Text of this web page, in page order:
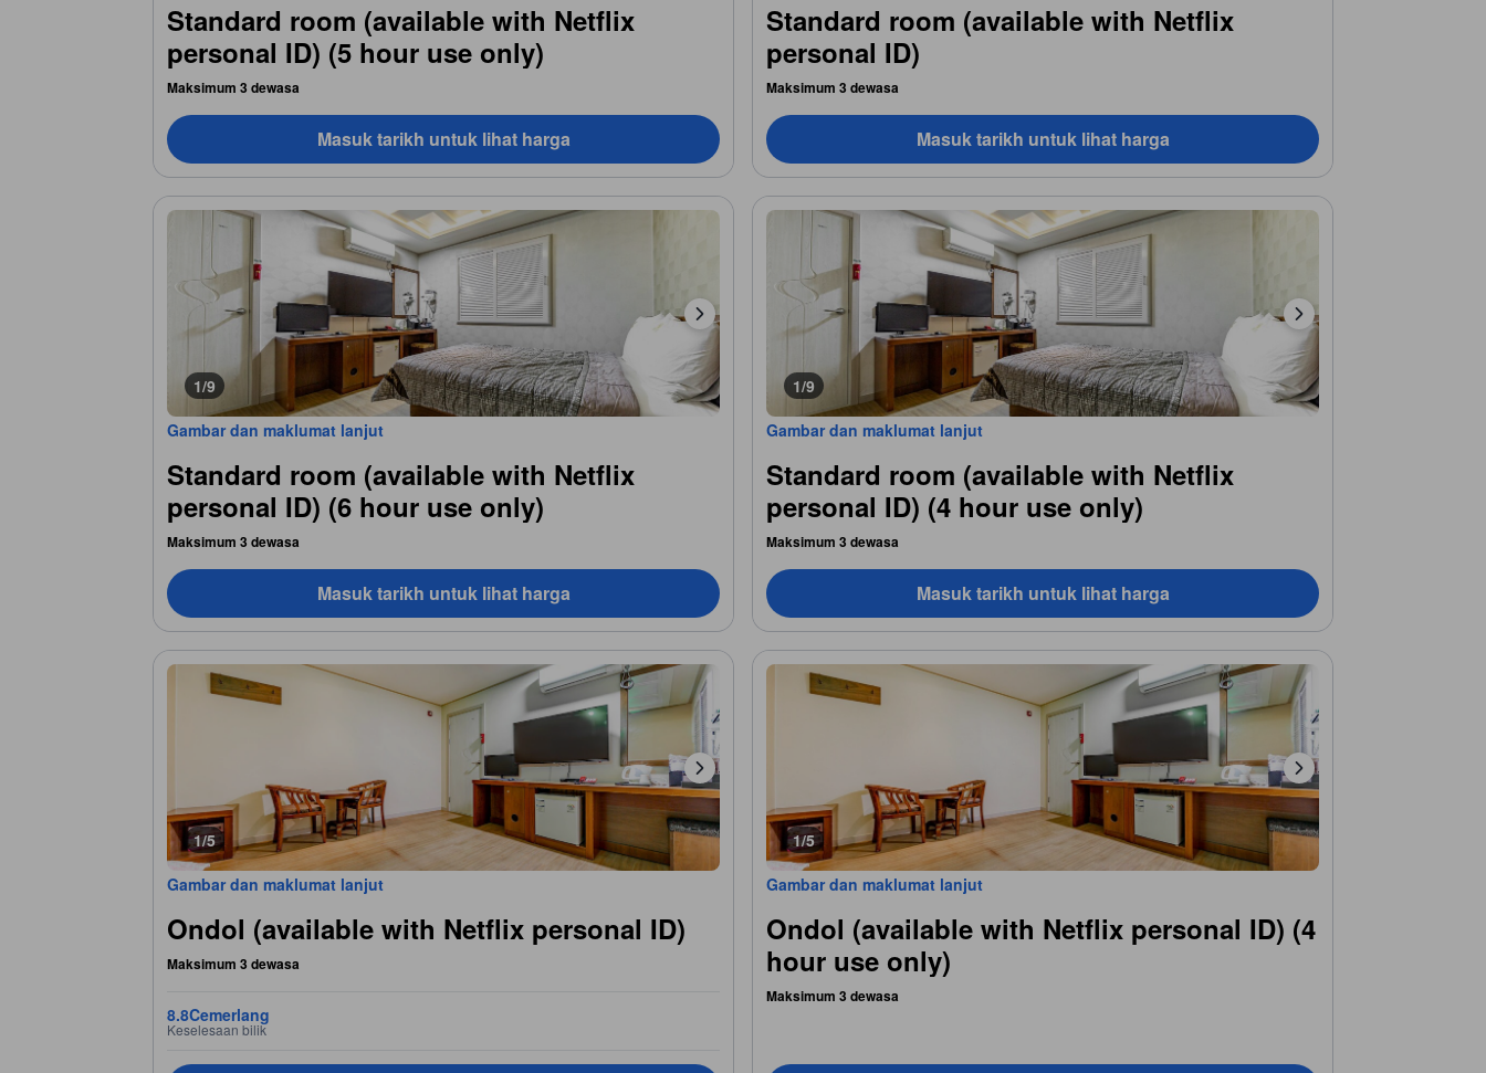
Standard room (available with Netflix
personal ID) (5 hour use only)
Maksimum 3 dewasa
Masuk tarikh untuk lihat harga
Standard room (available with Netflix
personal ID)
Maksimum 3 dewasa
Masuk tarikh untuk lihat harga
1/9
Gambar dan maklumat lanjut
Standard room (available with Netflix
personal ID) (6 hour use only)
Maksimum 3 dewasa
Masuk tarikh untuk lihat harga
1/9
Gambar dan maklumat lanjut
Standard room (available with Netflix
personal ID) (4 hour use only)
Maksimum 3 dewasa
Masuk tarikh untuk lihat harga
1/5
Gambar dan maklumat lanjut
Ondol (available with Netflix personal ID)
Maksimum 3 dewasa
8.8Cemerlang
Keselesaan bilik
1/5
Gambar dan maklumat lanjut
Ondol (available with Netflix personal ID) (4
hour use only)
Maksimum 3 dewasa